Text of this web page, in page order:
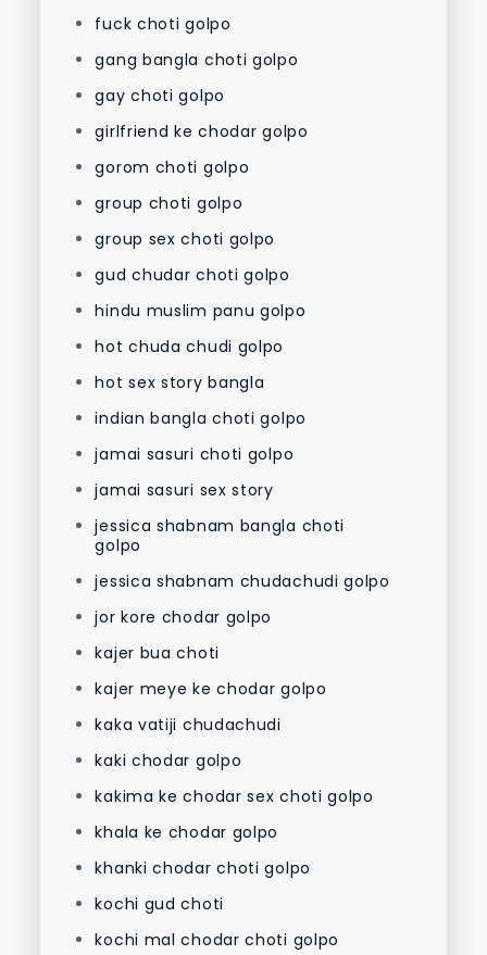
fuck choti golpo
gang bangla choti golpo
gay choti golpo
girlfriend ke chodar golpo
gorom choti golpo
group choti golpo
group sex choti golpo
gud chudar choti golpo
hindu muslim panu golpo
hot chuda chudi golpo
hot sex story bangla
indian bangla choti golpo
jamai sasuri choti golpo
jamai sasuri sex story
jessica shabnam bangla choti
golpo
jessica shabnam chudachudi golpo
jor kore chodar golpo
kajer bua choti
kajer meye ke chodar golpo
kaka vatiji chudachudi
kaki chodar golpo
kakima ke chodar sex choti golpo
khala ke chodar golpo
khanki chodar choti golpo
kochi gud choti
kochi mal chodar choti golpo